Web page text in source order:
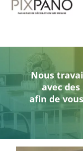
Nous
avec
afin de